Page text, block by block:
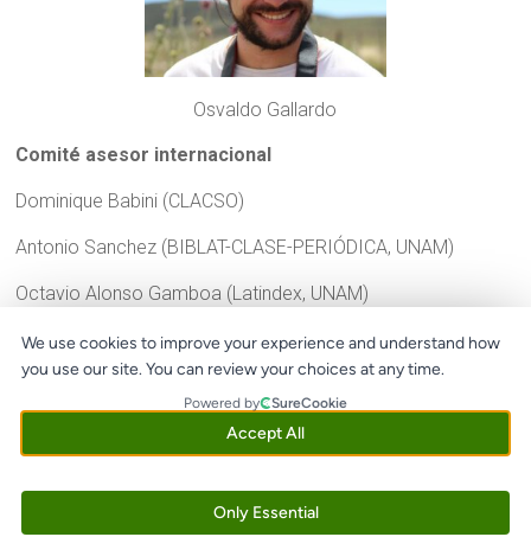
We use cookies to improve your experience and understand how
you use our site. You can review your choices at any time.
Powered by SureCookie
Accept All
Only Essential
Osvaldo Gallardo
Comité asesor internacional
Dominique Babini (CLACSO)
Antonio Sanchez (BIBLAT-CLASE-PERIÓDICA, UNAM)
Octavio Alonso Gamboa (Latindex, UNAM)
Arianna Becerril-Garcia (REDALYC, UNAM)
Abel Packer (SciELO, Brasil)
Rodolfo Barrere (RICYT, Organización de Estados
Iberoamericanos)
Bianca Amaro (LA Referencia, IBICT, Brasil)